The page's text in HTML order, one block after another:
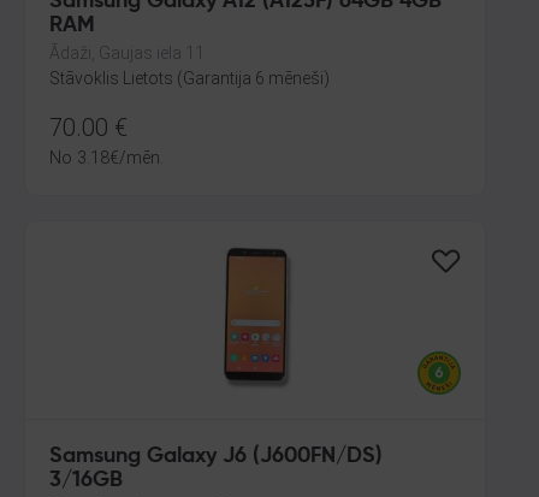
RAM
Ādaži, Gaujas iela 11
Stāvoklis Lietots (Garantija 6 mēneši)
70.00 €
No 3.18€/mēn.
Samsung Galaxy J6 (J600FN/DS)
3/16GB